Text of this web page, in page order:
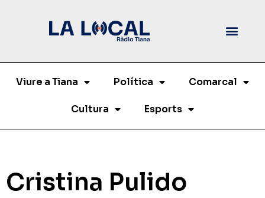
Viure a Tiana Política Comarcal
Cultura Esports
Cristina Pulido